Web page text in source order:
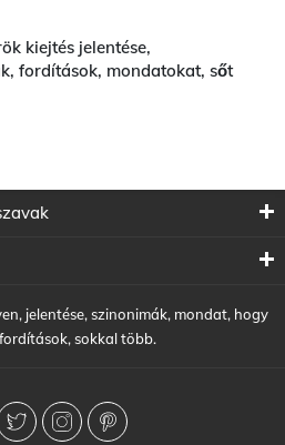
kiejtés jelentése,
fordítások, mondatokat, sőt
jelentése, szinonimák, mondat, hogy
sokkal több.